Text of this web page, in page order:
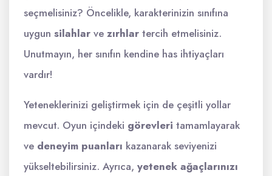
seçmelisiniz? Öncelikle, karakterinizin sınıfına
uygun silahlar ve zırhlar tercih etmelisiniz.
Unutmayın, her sınıfın kendine has ihtiyaçları
vardır!
Yeteneklerinizi geliştirmek için de çeşitli yollar
mevcut. Oyun içindeki görevleri tamamlayarak
ve deneyim puanları kazanarak seviyenizi
yükseltebilirsiniz. Ayrıca, yetenek ağaçlarınızı